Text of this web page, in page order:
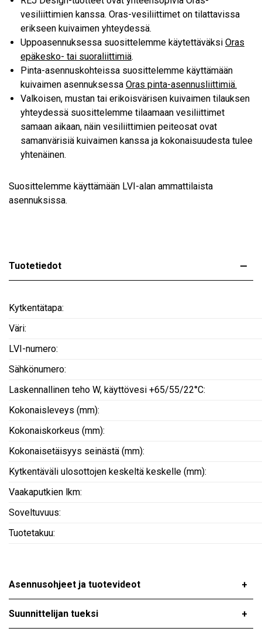
vesiliittimien kanssa. Oras-vesiliittimet on tilattavissa
erikseen kuivaimen yhteydessä.
Uppoasennuksessa suosittelemme käytettäväksi Oras
epäkesko- tai suoraliittimiä.
Pinta-asennuskohteissa suosittelemme käyttämään
kuivaimen asennuksessa Oras pinta-asennusliittimiä.
Valkoisen, mustan tai erikoisvärisen kuivaimen tilauksen
yhteydessä suosittelemme tilaamaan vesiliittimet
samaan aikaan, näin vesiliittimien peiteosat ovat
samanvärisiä kuivaimen kanssa ja kokonaisuudesta tulee
yhtenäinen.
Suosittelemme käyttämään LVI-alan ammattilaista
asennuksissa.
Tuotetiedot
Kytkentätapa:
Väri:
LVI-numero:
Sähkönumero:
Laskennallinen teho W, käyttövesi +65/55/22°C:
Kokonaisleveys (mm):
Kokonaiskorkeus (mm):
Kokonaisetäisyys seinästä (mm):
Kytkentäväli ulosottojen keskeltä keskelle (mm):
Vaakaputkien lkm:
Soveltuvuus:
Tuotetakuu:
Asennusohjeet ja tuotevideot
Suunnittelijan tueksi